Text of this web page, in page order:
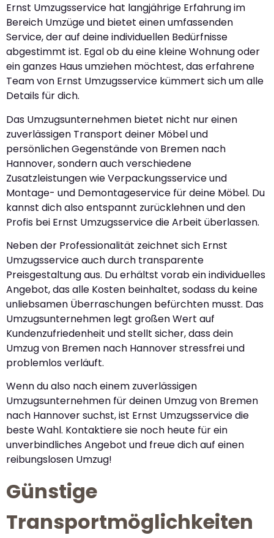
Ernst Umzugsservice hat langjährige Erfahrung im
Bereich Umzüge und bietet einen umfassenden
Service, der auf deine individuellen Bedürfnisse
abgestimmt ist. Egal ob du eine kleine Wohnung oder
ein ganzes Haus umziehen möchtest, das erfahrene
Team von Ernst Umzugsservice kümmert sich um alle
Details für dich.
Das Umzugsunternehmen bietet nicht nur einen
zuverlässigen Transport deiner Möbel und
persönlichen Gegenstände von Bremen nach
Hannover, sondern auch verschiedene
Zusatzleistungen wie Verpackungsservice und
Montage- und Demontageservice für deine Möbel. Du
kannst dich also entspannt zurücklehnen und den
Profis bei Ernst Umzugsservice die Arbeit überlassen.
Neben der Professionalität zeichnet sich Ernst
Umzugsservice auch durch transparente
Preisgestaltung aus. Du erhältst vorab ein individuelles
Angebot, das alle Kosten beinhaltet, sodass du keine
unliebsamen Überraschungen befürchten musst. Das
Umzugsunternehmen legt großen Wert auf
Kundenzufriedenheit und stellt sicher, dass dein
Umzug von Bremen nach Hannover stressfrei und
problemlos verläuft.
Wenn du also nach einem zuverlässigen
Umzugsunternehmen für deinen Umzug von Bremen
nach Hannover suchst, ist Ernst Umzugsservice die
beste Wahl. Kontaktiere sie noch heute für ein
unverbindliches Angebot und freue dich auf einen
reibungslosen Umzug!
Günstige
Transportmöglichkeiten